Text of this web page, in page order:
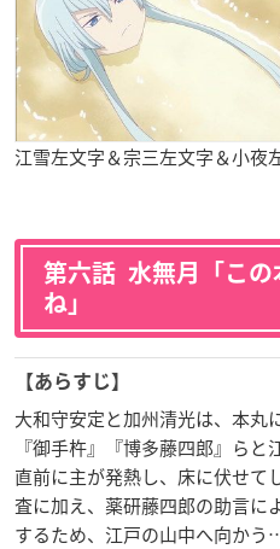
江雪左文字＆宗三左文字＆小夜
第六話 水無月「この
ね」
【あらすじ】
大和守安定と加州清光は、本丸
『御手杵』『博多藤四郎』ら
直前に主が発熱し、床に伏せて
査に加え、薬研藤四郎の助言に
するため、江戸の山中へ向かう…